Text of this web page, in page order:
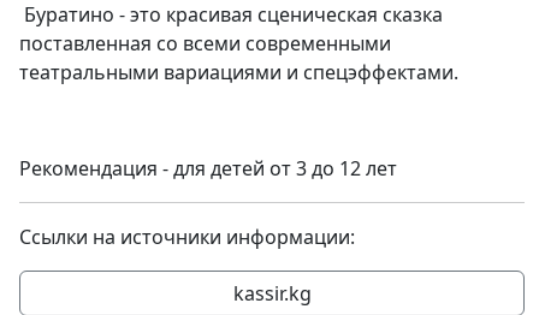
Буратино - это красивая сценическая сказка
поставленная со всеми современными
театральными вариациями и спецэффектами.
Рекомендация - для детей от 3 до 12 лет
Ссылки на источники информации:
kassir.kg